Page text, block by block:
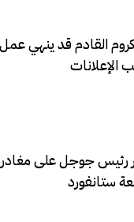
القادم قد ينهي عمل
الإعلانات
رئيس جوجل على
ستانفورد